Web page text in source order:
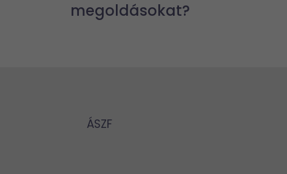
megoldásokat?
ÁSZF